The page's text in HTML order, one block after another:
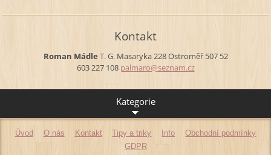
Kontakt
Roman Mádle T. G. Masaryka 228Ostroměř507 52
603 227 108 palmaro@seznam.cz
Kategorie
Úvod O nás Kontakt Tipy a triky Info
Obchodní podmínky
GDPR